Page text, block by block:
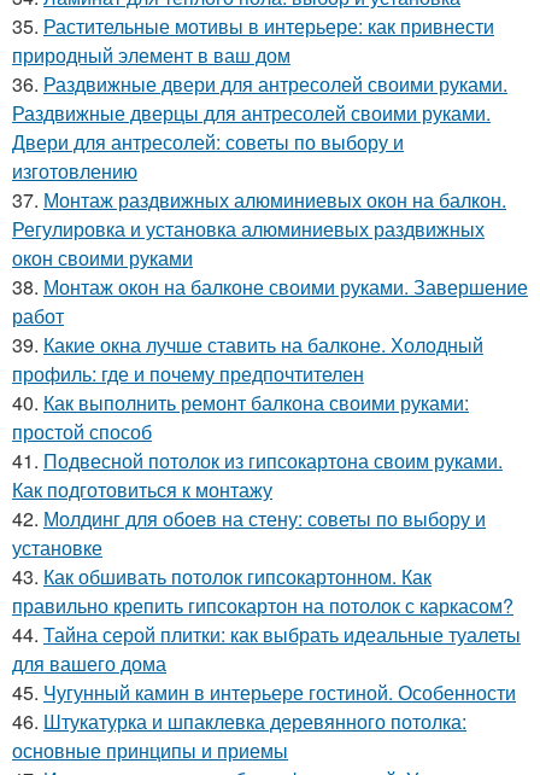
35. Растительные мотивы в интерьере: как привнести
природный элемент в ваш дом
36. Раздвижные двери для антресолей своими руками.
Раздвижные дверцы для антресолей своими руками.
Двери для антресолей: советы по выбору и
изготовлению
37. Монтаж раздвижных алюминиевых окон на балкон.
Регулировка и установка алюминиевых раздвижных
окон своими руками
38. Монтаж окон на балконе своими руками. Завершение
работ
39. Какие окна лучше ставить на балконе. Холодный
профиль: где и почему предпочтителен
40. Как выполнить ремонт балкона своими руками:
простой способ
41. Подвесной потолок из гипсокартона своим руками.
Как подготовиться к монтажу
42. Молдинг для обоев на стену: советы по выбору и
установке
43. Как обшивать потолок гипсокартонном. Как
правильно крепить гипсокартон на потолок с каркасом?
44. Тайна серой плитки: как выбрать идеальные туалеты
для вашего дома
45. Чугунный камин в интерьере гостиной. Особенности
46. Штукатурка и шпаклевка деревянного потолка:
основные принципы и приемы